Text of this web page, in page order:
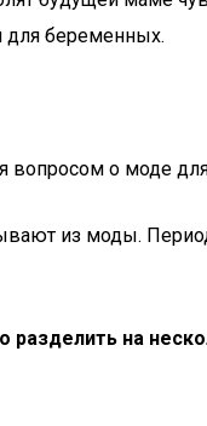
для беременных.
о моде
из моды.
на